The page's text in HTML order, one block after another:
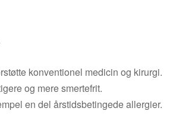
konventionel medicin og kirurgi.
og mere smertefrit.
en del årstidsbetingede allergier.